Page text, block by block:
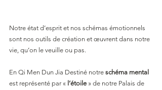
Notre état d’esprit et nos schémas émotionnels
sont nos outils de création et œuvrent dans notre
vie, qu’on le veuille ou pas.
En Qi Men Dun Jia Destiné notre schéma mental
est représenté par « l’étoile » de notre Palais de